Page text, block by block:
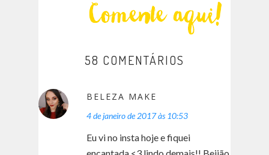
58 COMENTÁRIOS
BELEZA MAKE
4 de janeiro de 2017 às 10:53
Eu vi no insta hoje e fiquei
encantada <3 lindo demais!! Beijão